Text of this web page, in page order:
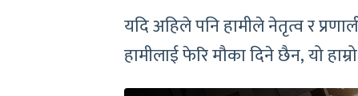
यदि अहिले पनि हामीले नेतृत्व र
हामीलाई फेरि मौका दिने छैन, यो